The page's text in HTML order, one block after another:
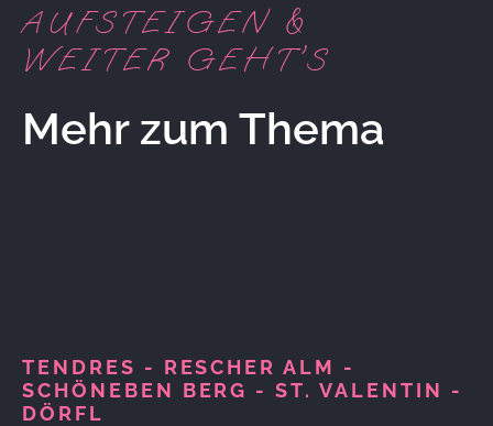
AUFSTEIGEN &
WEITER GEHT'S
Mehr zum Thema
TENDRES - RESCHER ALM -
SCHÖNEBEN BERG - ST. VALENTIN -
DÖRFL